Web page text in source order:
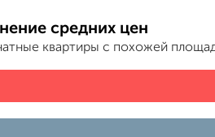
средних цен
квартиры с похожей